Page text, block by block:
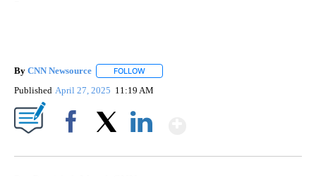
By CNN Newsource FOLLOW
Published April 27, 2025 11:19 AM